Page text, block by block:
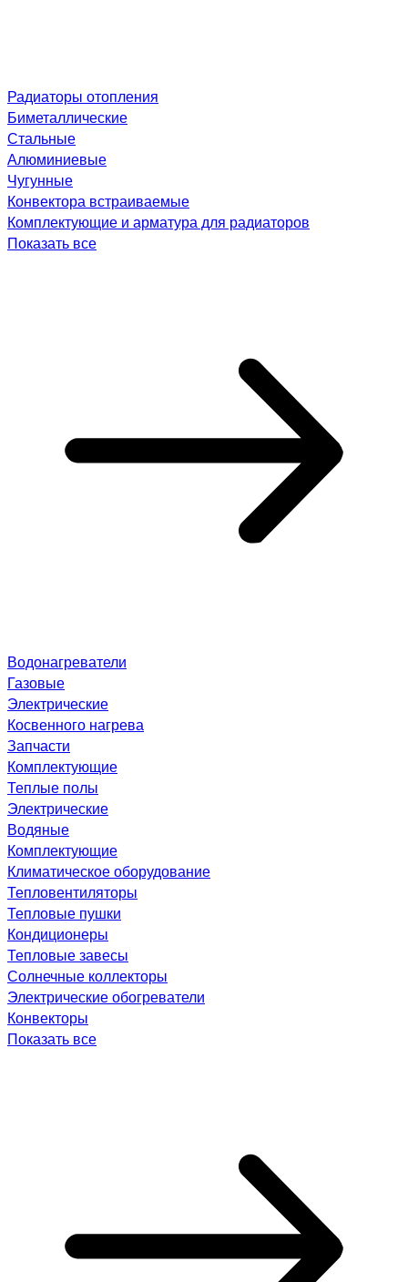
Радиаторы отопления
Биметаллические
Стальные
Алюминиевые
Чугунные
Конвектора встраиваемые
Комплектующие и арматура для радиаторов
Показать все
Водонагреватели
Газовые
Электрические
Косвенного нагрева
Запчасти
Комплектующие
Теплые полы
Электрические
Водяные
Комплектующие
Климатическое оборудование
Тепловентиляторы
Тепловые пушки
Кондиционеры
Тепловые завесы
Солнечные коллекторы
Электрические обогреватели
Конвекторы
Показать все